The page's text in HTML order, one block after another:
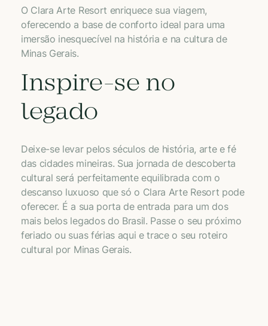
O Clara Arte Resort enriquece sua viagem,
oferecendo a base de conforto ideal para uma
imersão inesquecível na história e na cultura de
Minas Gerais.
Inspire-se no
legado
Deixe-se levar pelos séculos de história, arte e fé
das cidades mineiras. Sua jornada de descoberta
cultural será perfeitamente equilibrada com o
descanso luxuoso que só o Clara Arte Resort pode
oferecer. É a sua porta de entrada para um dos
mais belos legados do Brasil. Passe o seu próximo
feriado ou suas férias aqui e trace o seu roteiro
cultural por Minas Gerais.